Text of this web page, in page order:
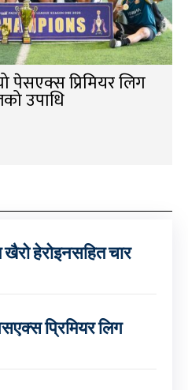
पेसएक्स प्रिमियर लिग
उपाधि
हेरोइनसहित चार
प्रिमियर लिग